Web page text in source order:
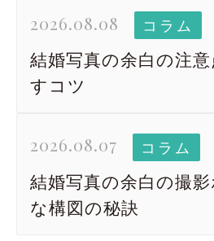
2026.08.08 コラム
結婚写真の余白の注
すコツ
2026.08.07 コラム
結婚写真の余白の撮
な構図の秘訣